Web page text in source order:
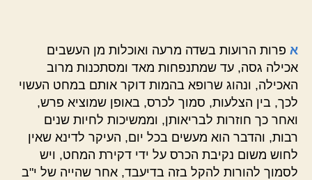
א פרות הרועות בשדה מרעה ואוכלות מן העשבים
אכילה גסה, עד שמתנפחות מאד ומסתכנות מרוב
האכילה, ונהוג שרופא בהמות דוקר אותם במחט העשוי
לכך, בין הצלעות, סמוך לכרס, באופן שמוציא פרש,
ואחר כך חוזרות לבריאותן, וממשיכות לחיות שנים
רבות, והדבר הוא מעשים בכל יום, העיקר לדינא שאין
לחוש משום נקיבת הכרס על ידי דקירת המחט, ויש
לסמוך להורות להקל בזה בדיעבד, אחר שהייה של י"ב